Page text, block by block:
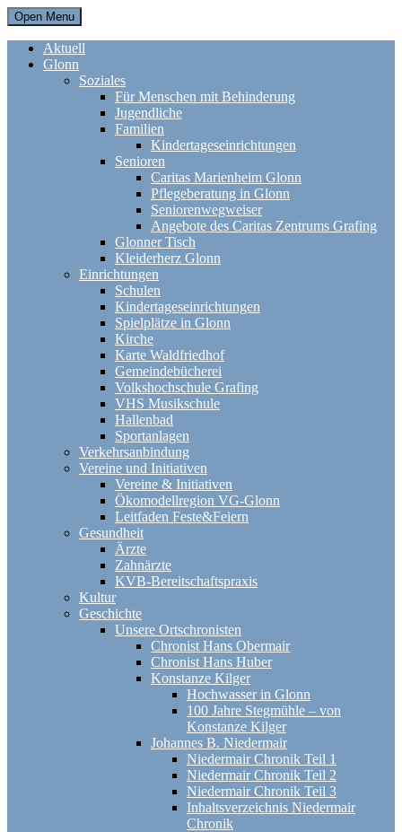
Open Menu
Aktuell
Glonn
Soziales
Für Menschen mit Behinderung
Jugendliche
Familien
Kindertageseinrichtungen
Senioren
Caritas Marienheim Glonn
Pflegeberatung in Glonn
Seniorenwegweiser
Angebote des Caritas Zentrums Grafing
Glonner Tisch
Kleiderherz Glonn
Einrichtungen
Schulen
Kindertageseinrichtungen
Spielplätze in Glonn
Kirche
Karte Waldfriedhof
Gemeindebücherei
Volkshochschule Grafing
VHS Musikschule
Hallenbad
Sportanlagen
Verkehrsanbindung
Vereine und Initiativen
Vereine & Initiativen
Ökomodellregion VG-Glonn
Leitfaden Feste&Feiern
Gesundheit
Ärzte
Zahnärzte
KVB-Bereitschaftspraxis
Kultur
Geschichte
Unsere Ortschronisten
Chronist Hans Obermair
Chronist Hans Huber
Konstanze Kilger
Hochwasser in Glonn
100 Jahre Stegmühle – von
Konstanze Kilger
Johannes B. Niedermair
Niedermair Chronik Teil 1
Niedermair Chronik Teil 2
Niedermair Chronik Teil 3
Inhaltsverzeichnis Niedermair
Chronik